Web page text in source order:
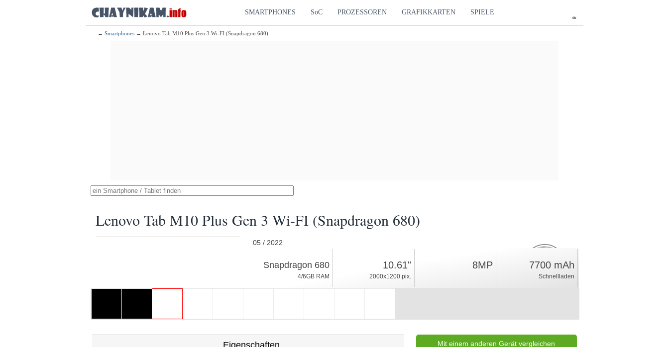
de
SMARTPHONES SoC PROZESSOREN GRAFIKKARTEN SPIELE
→ Smartphones → Lenovo Tab M10 Plus Gen 3 Wi-FI (Snapdragon 680)
Lenovo Tab M10 Plus Gen 3 Wi-FI (Snapdragon 680)
05 / 2022
Android 12
8.2%
Wertung
Snapdragon 680
4/6GB RAM
10.61"
2000x1200 pix.
8MP 7700 mAh
Schnellladen
Eigenschaften Mit einem anderen Gerät vergleichen